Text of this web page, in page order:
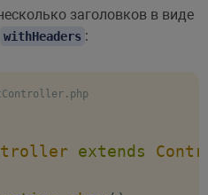
заголовков в виде
withHeaders :
extends